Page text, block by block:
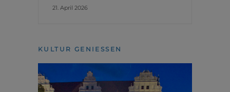
21. April 2026
KULTUR GENIESSEN